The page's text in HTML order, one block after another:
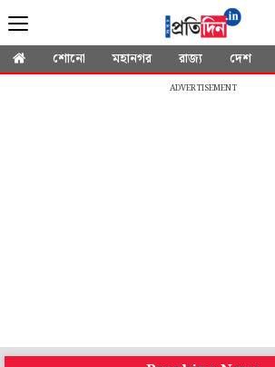
শোনো মহানগর রাজ্য দেশ
ADVERTISEMENT